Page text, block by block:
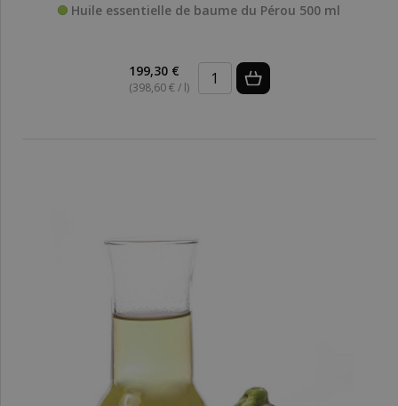
Huile essentielle de baume du Pérou 500 ml
199,30 €
(398,60 € / l)